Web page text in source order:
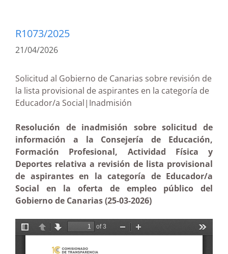
R1073/2025
21/04/2026
Solicitud al Gobierno de Canarias sobre revisión de
la lista provisional de aspirantes en la categoría de
Educador/a Social|Inadmisión
Resolución de inadmisión sobre solicitud de
información a la Consejería de Educación,
Formación Profesional, Actividad Física y
Deportes relativa a revisión de lista provisional
de aspirantes en la categoría de Educador/a
Social en la oferta de empleo público del
Gobierno de Canarias (25-03-2026)